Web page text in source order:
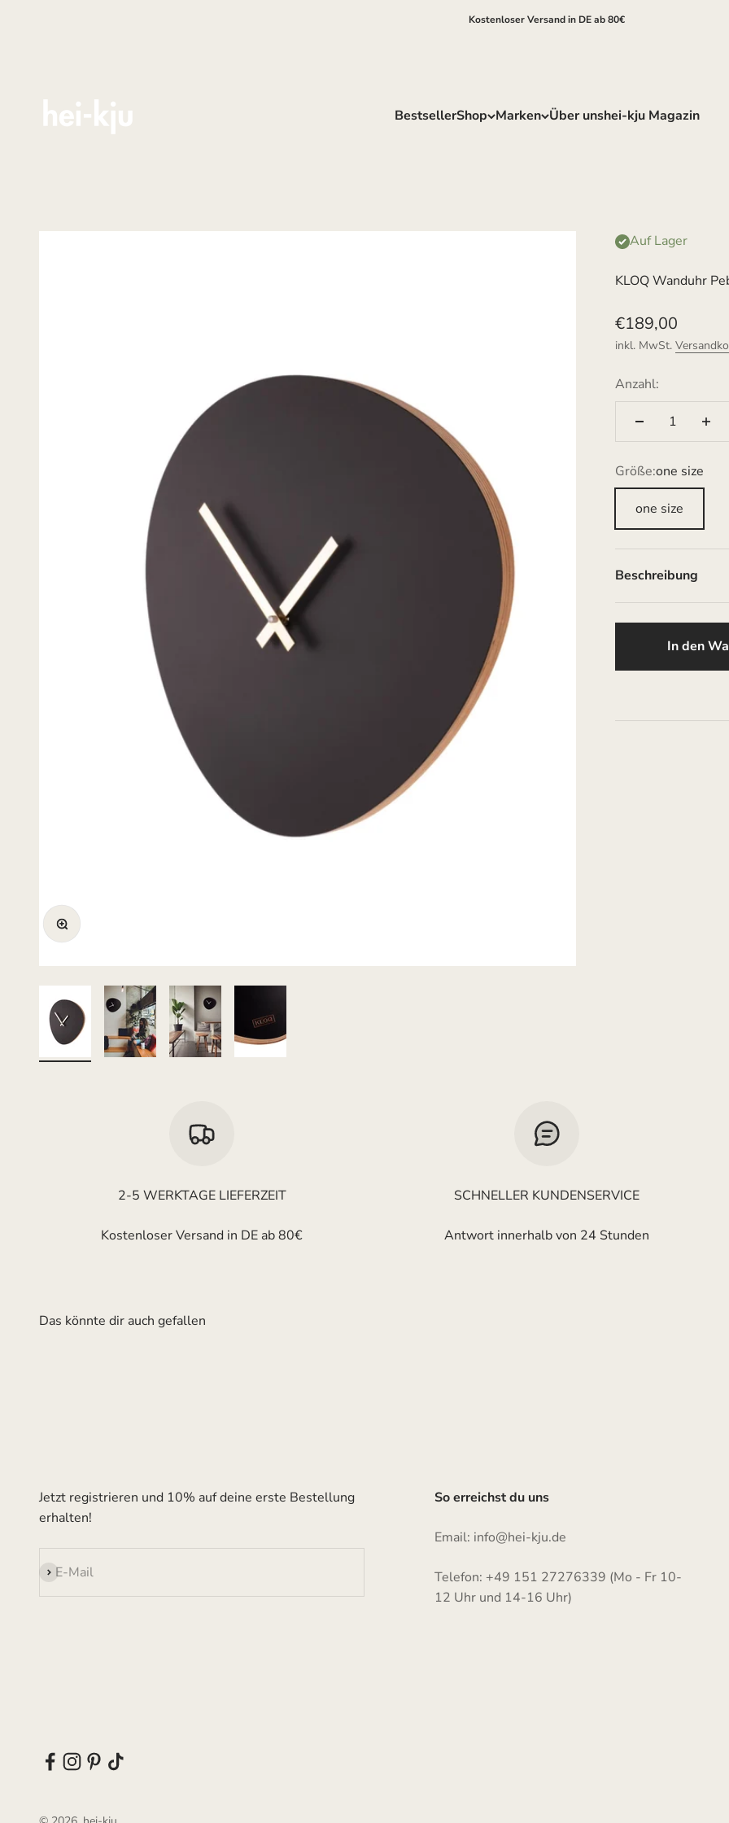
Kostenloser Versand in DE ab 80€
BestsellerShop Marken Über unshei-kju Magazin
Bild vergrößern
Auf Lager
KLOQ Wanduhr
Angebot
€189,00
inkl. MwSt.
Anzahl:
Größe:one size
one size
Beschreibung
In den
2-5 WERKTAGE LIEFERZEIT
Kostenloser Versand in DE ab 80€
SCHNELLER KUNDENSERVICE
Antwort innerhalb von 24 Stunden
Jetzt registrieren und 10% auf deine erste Bestellung
erhalten!
E-Mail
Abonnieren
So erreichst du uns
Email: info@hei-kju.de
Telefon: +49 151 27276339 (Mo - Fr 10-
12 Uhr und 14-16 Uhr)